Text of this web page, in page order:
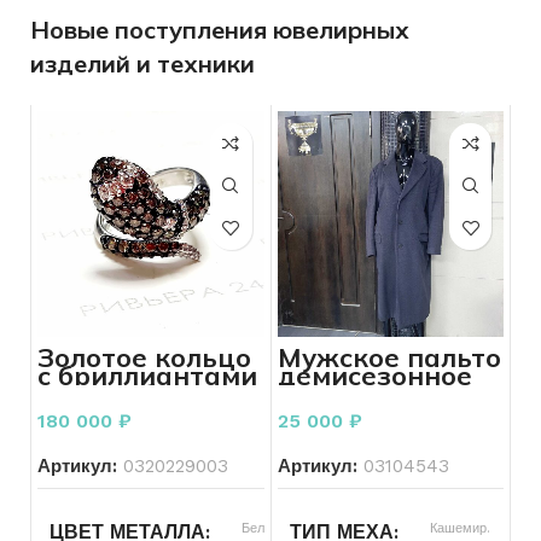
Новые поступления ювелирных
изделий и техники
Золотое кольцо
с бриллиантами
585 пробы вес
5.34 грамм
180 000 ₽
Артикул: 0320229003
ЦВЕТ МЕТАЛЛА Белый
Мужское пальто
демисезонное
размер 48 (M)
25 000 ₽
Артикул: 03104543
ТИП МЕХА Кашемир.